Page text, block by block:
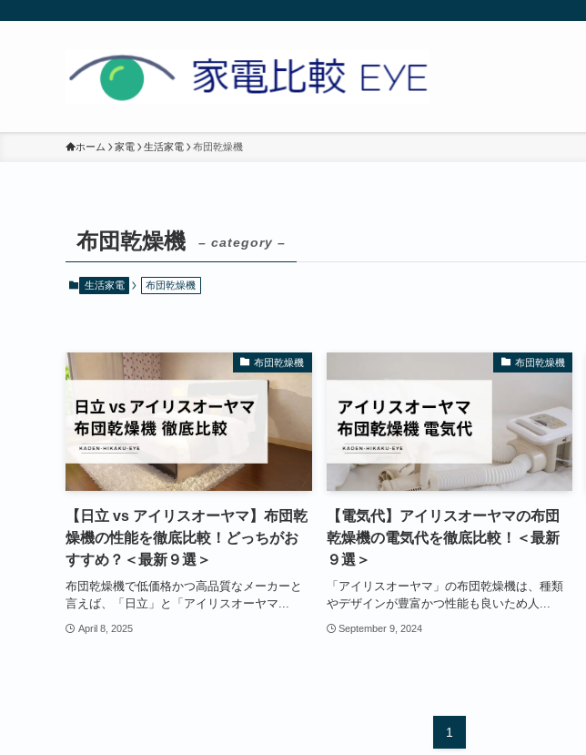
ホーム 家電 生活家電 布団乾燥機
布団乾燥機 – category –
生活家電 布団乾燥機
布団乾燥機
【日立 vs アイリスオーヤマ】布団乾
燥機の性能を徹底比較！どっちがお
すすめ？＜最新９選＞
布団乾燥機で低価格かつ高品質なメーカーと
言えば、「日立」と「アイリスオーヤマ...
April 8, 2025
布団乾燥機
【電気代】アイリスオーヤマの布団
乾燥機の電気代を徹底比較！＜最新
９選＞
「アイリスオーヤマ」の布団乾燥機は、種類
やデザインが豊富かつ性能も良いため人...
September 9, 2024
1